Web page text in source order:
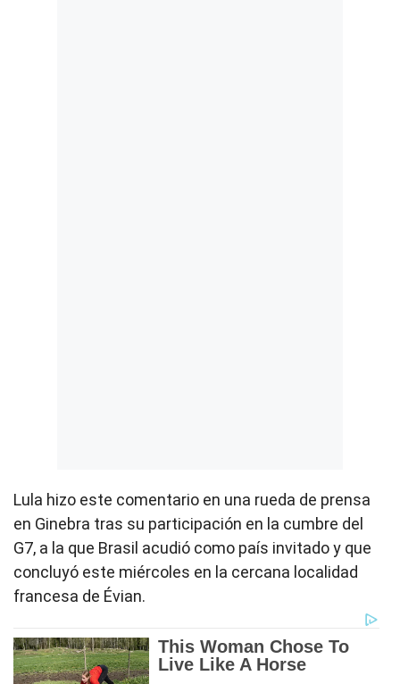
Lula hizo este comentario en una rueda de prensa
en Ginebra tras su participación en la cumbre del
G7, a la que Brasil acudió como país invitado y que
concluyó este miércoles en la cercana localidad
francesa de Évian.